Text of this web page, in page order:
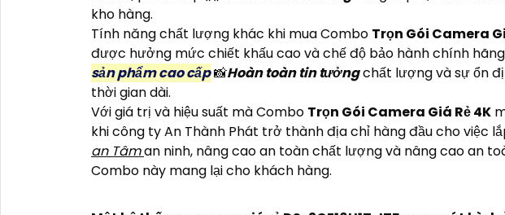
kho hàng.
Tính năng chất lượng khác khi mua Combo Trọn Gói Camera
được hưởng mức chiết khấu cao và chế độ bảo hành chính
sản phẩm cao cấp📸Hoàn toàn tin tưởngchất lượng và sự ổn
thời gian dài.
Với giá trị và hiệu suất mà Combo Trọn Gói Camera Giá Rẻ 4K
khi công ty An Thành Phát trở thành địa chỉ hàng đầu cho việc
an Tâman ninh, nâng cao an toàn chất lượng và nâng cao an
Combo này mang lại cho khách hàng.